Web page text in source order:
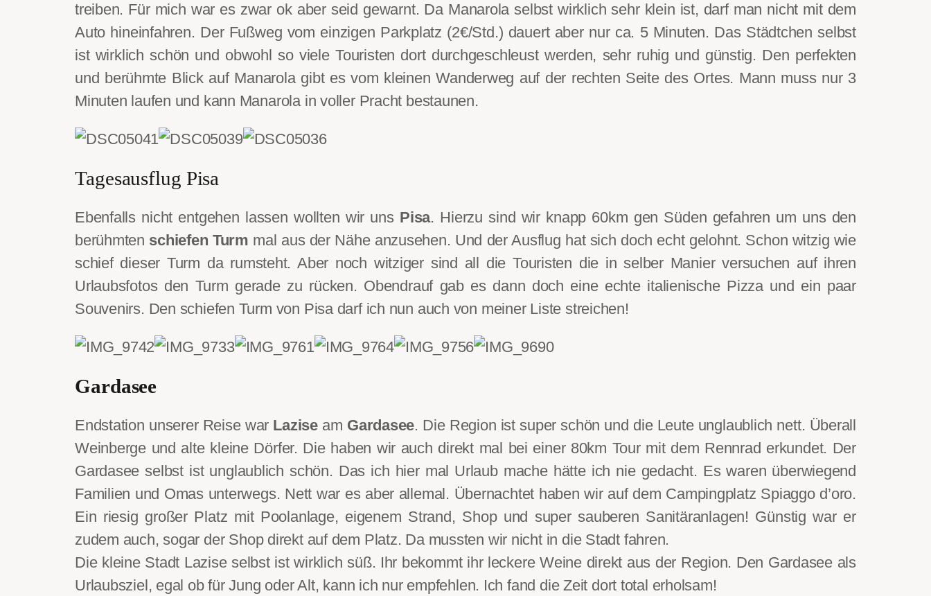
treiben. Für mich war es zwar ok aber seid gewarnt. Da Manarola selbst wirklich sehr klein ist, darf man nicht mit dem
Auto hineinfahren. Der Fußweg vom einzigen Parkplatz (2€/Std.) dauert aber nur ca. 5 Minuten. Das Städtchen selbst
ist wirklich schön und obwohl so viele Touristen dort durchgeschleust werden, sehr ruhig und günstig. Den perfekten
und berühmte Blick auf Manarola gibt es vom kleinen Wanderweg auf der rechten Seite des Ortes. Mann muss nur 3
Minuten laufen und kann Manarola in voller Pracht bestaunen.
Tagesausflug Pisa
Ebenfalls nicht entgehen lassen wollten wir uns Pisa. Hierzu sind wir knapp 60km gen Süden gefahren um uns den
berühmten schiefen Turm mal aus der Nähe anzusehen. Und der Ausflug hat sich doch echt gelohnt. Schon witzig wie
schief dieser Turm da rumsteht. Aber noch witziger sind all die Touristen die in selber Manier versuchen auf ihren
Urlaubsfotos den Turm gerade zu rücken. Obendrauf gab es dann doch eine echte italienische Pizza und ein paar
Souvenirs. Den schiefen Turm von Pisa darf ich nun auch von meiner Liste streichen!
Gardasee
Endstation unserer Reise war Lazise am Gardasee. Die Region ist super schön und die Leute unglaublich nett. Überall
Weinberge und alte kleine Dörfer. Die haben wir auch direkt mal bei einer 80km Tour mit dem Rennrad erkundet. Der
Gardasee selbst ist unglaublich schön. Das ich hier mal Urlaub mache hätte ich nie gedacht. Es waren überwiegend
Familien und Omas unterwegs. Nett war es aber allemal. Übernachtet haben wir auf dem Campingplatz Spiaggo d’oro.
Ein riesig großer Platz mit Poolanlage, eigenem Strand, Shop und super sauberen Sanitäranlagen! Günstig war er
zudem auch, sogar der Shop direkt auf dem Platz. Da mussten wir nicht in die Stadt fahren.
Die kleine Stadt Lazise selbst ist wirklich süß. Ihr bekommt ihr leckere Weine direkt aus der Region. Den Gardasee als
Urlaubsziel, egal ob für Jung oder Alt, kann ich nur empfehlen. Ich fand die Zeit dort total erholsam!